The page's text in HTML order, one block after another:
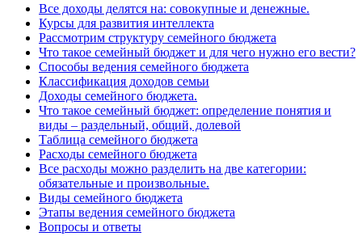
Все доходы делятся на: совокупные и денежные.
Курсы для развития интеллекта
Рассмотрим структуру семейного бюджета
Что такое семейный бюджет и для чего нужно его вести?
Способы ведения семейного бюджета
Классификация доходов семьи
Доходы семейного бюджета.
Что такое семейный бюджет: определение понятия и
виды – раздельный, общий, долевой
Таблица семейного бюджета
Расходы семейного бюджета
Все расходы можно разделить на две категории:
обязательные и произвольные.
Виды семейного бюджета
Этапы ведения семейного бюджета
Вопросы и ответы